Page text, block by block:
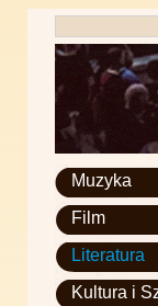
Muzyka
Film
Literatura
Kultura i